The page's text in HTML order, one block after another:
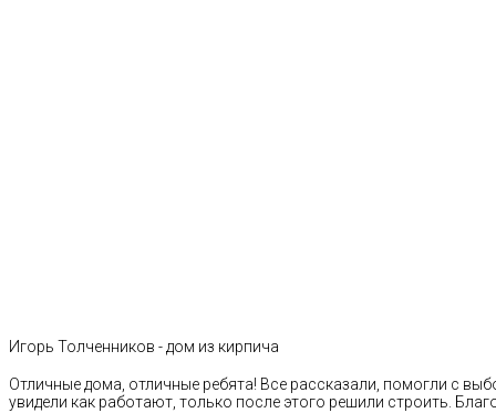
Игорь Толченников - дом из кирпича
Отличные дома, отличные ребята! Все рассказали, помогли с
увидели как работают, только после этого решили строить.